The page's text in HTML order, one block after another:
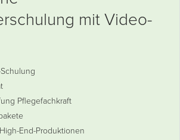
mit Video-
Pflegefachkraft
End-Produktionen